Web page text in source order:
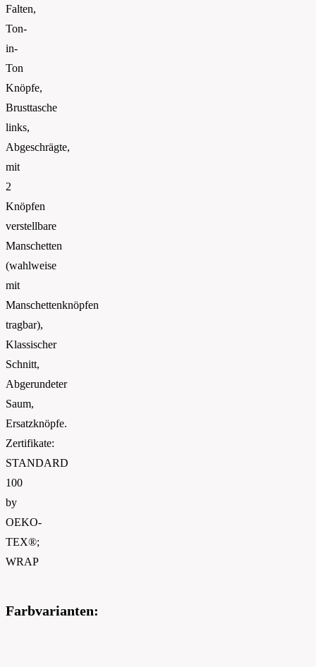
Falten,
Ton-
in-
Ton
Knöpfe,
Brusttasche
links,
Abgeschrägte,
mit
2
Knöpfen
verstellbare
Manschetten
(wahlweise
mit
Manschettenknöpfen
tragbar),
Klassischer
Schnitt,
Abgerundeter
Saum,
Ersatzknöpfe.
Zertifikate:
STANDARD
100
by
OEKO-
TEX®;
WRAP
Farbvarianten: